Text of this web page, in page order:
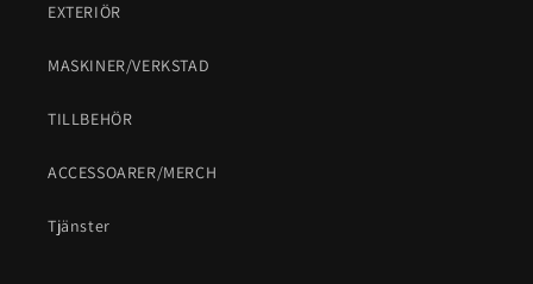
EXTERIÖR
MASKINER/VERKSTAD
TILLBEHÖR
ACCESSOARER/MERCH
Tjänster